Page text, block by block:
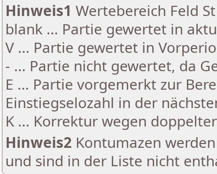
Hinweis1 Wertebereich Feld
blank ... Partie gewertet in
V ... Partie gewertet in
- ... Partie nicht gewertet, da
E ... Partie vorgemerkt zur
Einstiegselozahl in der
K ... Korrektur wegen
Hinweis2 Kontumazen
und sind in der Liste nicht